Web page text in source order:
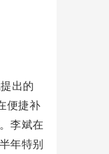
出的
便捷补
李斌在
年特别